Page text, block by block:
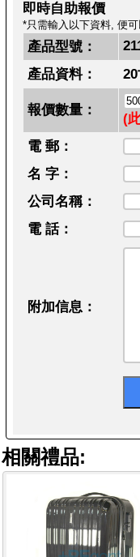
即時自助報價
*只需輸入以下資料, 便
產品型號：
產品資料：
報價數量：
(
電 郵：
名 字：
公司名稱：
電 話：
附加信息：
相關禮品: